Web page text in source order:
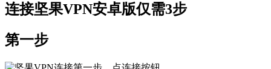
连接坚果VPN安卓版仅需3步
第一步